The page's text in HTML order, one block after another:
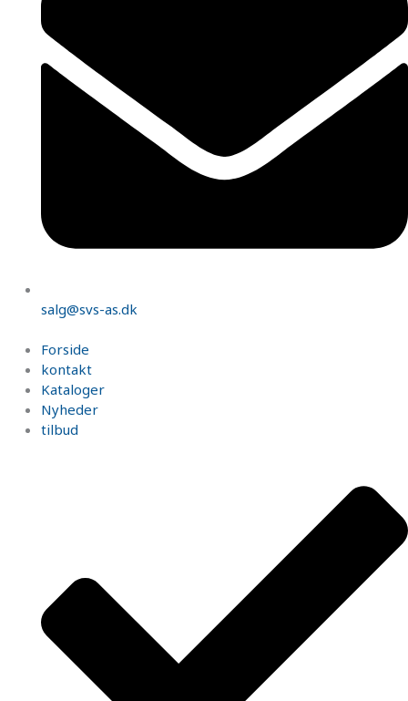
salg@svs-as.dk
Forside
kontakt
Kataloger
Nyheder
tilbud